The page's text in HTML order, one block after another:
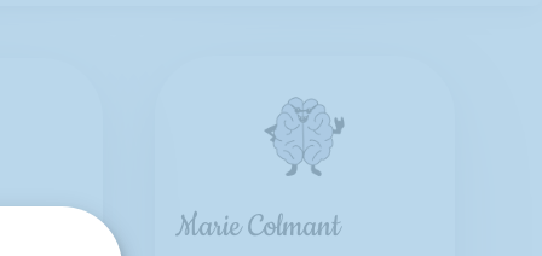
Marie Colmant